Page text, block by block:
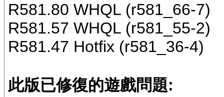
R581.80 WHQL (r581_66-7)
R581.57 WHQL (r581_55-2)
R581.47 Hotfix (r581_36-4)
此版已修復的遊戲問題: